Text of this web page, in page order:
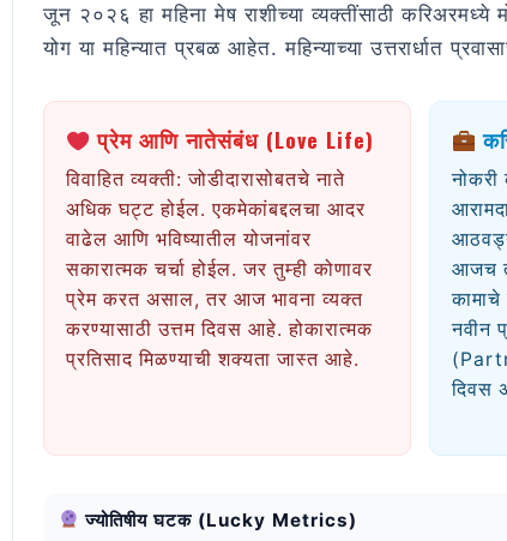
जून २०२६ हा महिना मेष राशीच्या व्यक्तींसाठी
योग या महिन्यात प्रबळ आहेत. महिन्याच्या उत्तरार्धात
प्रेम आणि नातेसंबंध (Love Life)
विवाहित व्यक्ती: जोडीदारासोबतचे नाते
अधिक घट्ट होईल. एकमेकांबद्दलचा आदर
वाढेल आणि भविष्यातील योजनांवर
सकारात्मक चर्चा होईल. जर तुम्ही कोणावर
प्रेम करत असाल, तर आज भावना व्यक्त
करण्यासाठी उत्तम दिवस आहे. होकारात्मक
प्रतिसाद मिळण्याची शक्यता जास्त आहे.
नोकरी
आजच
नवीन
दिवस
ज्योतिषीय घटक (Lucky Metrics)